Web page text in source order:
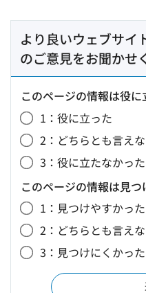
より良いウェブサイ
のご意見をお聞かせ
このページの情報は役に
1：役に立った
2：どちらとも言え
3：役に立たなかった
このページの情報は見
1：見つけやすかった
2：どちらとも言え
3：見つけにくかった